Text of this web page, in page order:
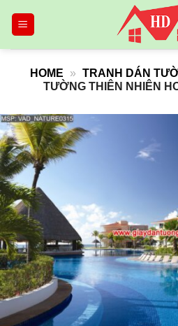
HOME » TRANH DÁN
TƯỜNG THIÊN NHIÊN